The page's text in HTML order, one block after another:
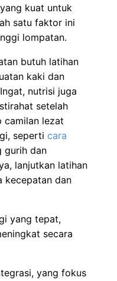
kuat untuk
satu faktor ini
lompatan.
butuh latihan
kaki dan
nutrisi juga
setelah
camilan lezat
seperti cara
gurih dan
lanjutkan latihan
kecepatan dan
yang tepat,
secara
yang fokus